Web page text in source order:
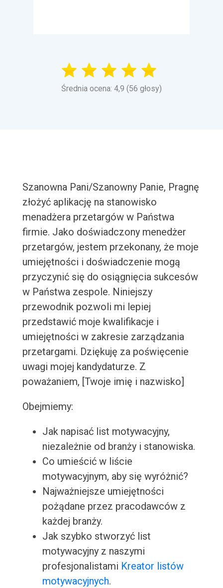
Średnia ocena: 4,9 (56 głosy)
Szanowna Pani/Szanowny Panie, Pragnę
złożyć aplikację na stanowisko
menadżera przetargów w Państwa
firmie. Jako doświadczony menedżer
przetargów, jestem przekonany, że moje
umiejętności i doświadczenie mogą
przyczynić się do osiągnięcia sukcesów
w Państwa zespole. Niniejszy
przewodnik pozwoli mi lepiej
przedstawić moje kwalifikacje i
umiejętności w zakresie zarządzania
przetargami. Dziękuję za poświęcenie
uwagi mojej kandydaturze. Z
poważaniem, [Twoje imię i nazwisko]
Obejmiemy:
Jak napisać list motywacyjny,
niezależnie od branży i stanowiska.
Co umieścić w liście
motywacyjnym, aby się wyróżnić?
Najważniejsze umiejętności
pożądane przez pracodawców z
każdej branży.
Jak szybko stworzyć list
motywacyjny z naszymi
profesjonalistami Kreator listów
motywacyjnych.